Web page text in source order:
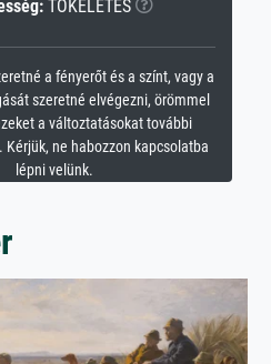
TÖKÉLETES
a fényerőt és a színt, vagy a
szeretné elvégezni, örömmel
a változtatásokat további
Kérjük, ne habozzon kapcsolatba
lépni velünk.